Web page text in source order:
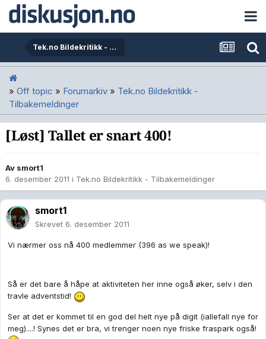
Tek.no Bildekritikk - Tilbakemeldinger
» Off topic » Forumarkiv » Tek.no Bildekritikk -
Tilbakemeldinger
[Løst] Tallet er snart 400!
Av smort1
6. desember 2011 i Tek.no Bildekritikk - Tilbakemeldinger
smort1
Skrevet 6. desember 2011
Vi nærmer oss nå 400 medlemmer (396 as we speak)!
Så er det bare å håpe at aktiviteten her inne også øker, selv i den
travle adventstid!
Ser at det er kommet til en god del helt nye på digit (iallefall nye for
meg)....! Synes det er bra, vi trenger noen nye friske fraspark også!